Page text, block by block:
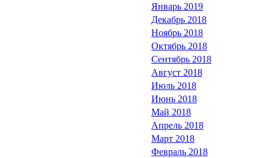
Январь 2019
Декабрь 2018
Ноябрь 2018
Октябрь 2018
Сентябрь 2018
Август 2018
Июль 2018
Июнь 2018
Май 2018
Апрель 2018
Март 2018
Февраль 2018